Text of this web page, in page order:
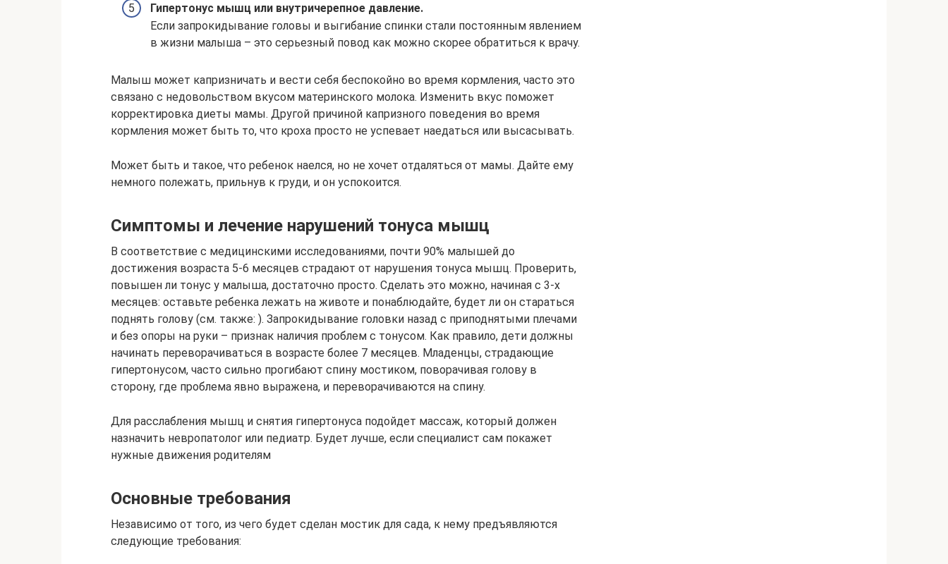
Гипертонус мышц или внутричерепное давление.
Если запрокидывание головы и выгибание спинки стали постоянным явлением
в жизни малыша – это серьезный повод как можно скорее обратиться к врачу.
Малыш может капризничать и вести себя беспокойно во время кормления, часто это
связано с недовольством вкусом материнского молока. Изменить вкус поможет
корректировка диеты мамы. Другой причиной капризного поведения во время
кормления может быть то, что кроха просто не успевает наедаться или высасывать.
Может быть и такое, что ребенок наелся, но не хочет отдаляться от мамы. Дайте ему
немного полежать, прильнув к груди, и он успокоится.
Симптомы и лечение нарушений тонуса мышц
В соответствие с медицинскими исследованиями, почти 90% малышей до
достижения возраста 5-6 месяцев страдают от нарушения тонуса мышц. Проверить,
повышен ли тонус у малыша, достаточно просто. Сделать это можно, начиная с 3-х
месяцев: оставьте ребенка лежать на животе и понаблюдайте, будет ли он стараться
поднять голову (см. также: ). Запрокидывание головки назад с приподнятыми плечами
и без опоры на руки – признак наличия проблем с тонусом. Как правило, дети должны
начинать переворачиваться в возрасте более 7 месяцев. Младенцы, страдающие
гипертонусом, часто сильно прогибают спину мостиком, поворачивая голову в
сторону, где проблема явно выражена, и переворачиваются на спину.
Для расслабления мышц и снятия гипертонуса подойдет массаж, который должен
назначить невропатолог или педиатр. Будет лучше, если специалист сам покажет
нужные движения родителям
Основные требования
Независимо от того, из чего будет сделан мостик для сада, к нему предъявляются
следующие требования: